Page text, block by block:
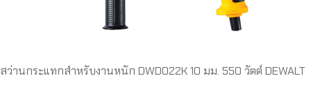
สว่านกระแทกสำหรับงานหนัก DWD022K 10 มม. 550 วัตต์ DEWALT